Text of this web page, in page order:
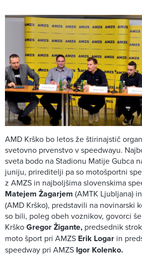
AMD Krško bo letos že štirinajstič
svetovno prvenstvo v speedwayu.
sveta bodo na Stadionu Matije Gubca
juniju, prireditelji pa so motošportni
z AMZS in najboljšima slovenskima
Matejem Žagarjem (AMTK Ljubljana) in
(AMD Krško), predstavili na novinarski
so bili, poleg obeh voznikov, govorci
KrškoGregor Žigante, predsednik
moto šport pri AMZS Erik Logar in
speedway pri AMZS Igor Kolenko.